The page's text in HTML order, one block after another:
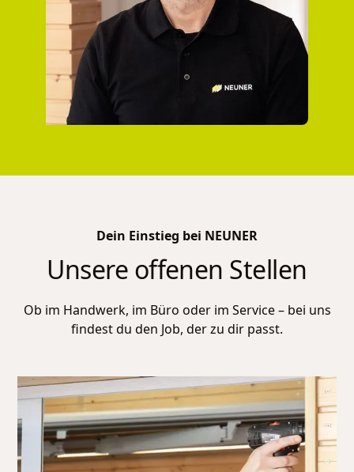
Dein Einstieg bei NEUNER
Unsere offenen Stellen
Ob im Handwerk, im Büro oder im Service – bei uns
findest du den Job, der zu dir passt.